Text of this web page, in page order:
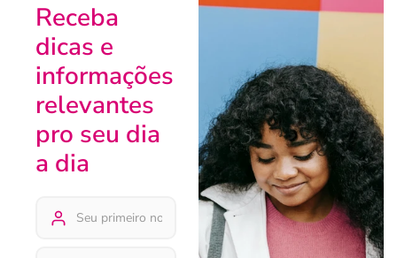
Receba
dicas e
informações
relevantes
pro seu dia
a dia